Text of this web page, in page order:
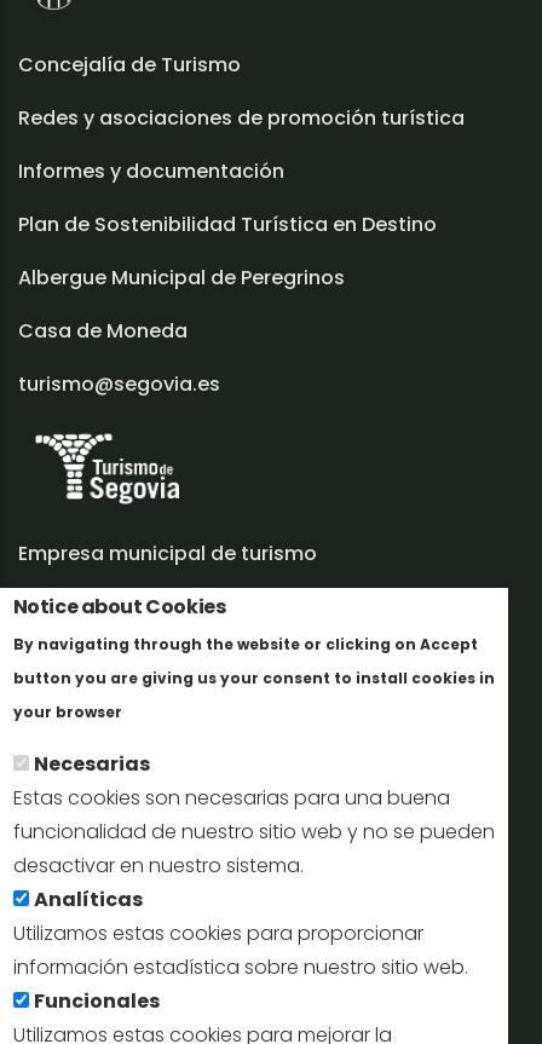
Notice about Cookies
By navigating through the website or clicking on Accept
button you are giving us your consent to install cookies in
your browser
Necesarias
Estas cookies son necesarias para una buena
funcionalidad de nuestro sitio web y no se pueden
desactivar en nuestro sistema.
Analíticas
Utilizamos estas cookies para proporcionar
información estadística sobre nuestro sitio web.
Funcionales
Utilizamos estas cookies para mejorar la
Concejalía de Turismo
Redes y asociaciones de promoción turística
Informes y documentación
Plan de Sostenibilidad Turística en Destino
Albergue Municipal de Peregrinos
Casa de Moneda
turismo@segovia.es
Empresa municipal de turismo
Trabaja con nosotros
Informes y documentación
Perfil del contratante
Oficinas de Turismo
reservas@turismodesegovia.com
info@turismodesegovia.com
Aviso legal |